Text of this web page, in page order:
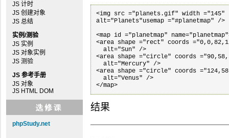
JS 计时
JS 创建对象
JS 总结
实例/测验
JS 实例
JS 对象实例
JS 测验
JS 参考手册
JS 对象
JS HTML DOM
phpStudy.net
<img src ="planets.gif" width
alt="Planets"usemap ="#planetmap" />
<map id ="planetmap"
<area shape ="rect" coords
  alt="Sun" />
<area shape ="circle" coords
  alt="Mercury" />
<area shape ="circle" coords
  alt="Venus" />
</map>
结果